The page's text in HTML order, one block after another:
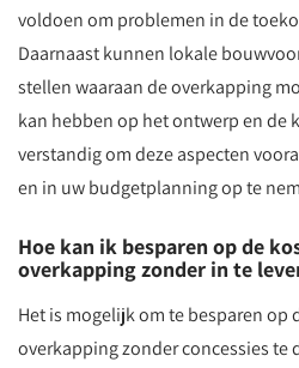
voldoen om problemen in de
Daarnaast kunnen lokale
stellen waaraan de overkapping
kan hebben op het ontwerp en de
verstandig om deze aspecten
en in uw budgetplanning op te
Hoe kan ik besparen op de
overkapping zonder in te
Het is mogelijk om te besparen op
overkapping zonder concessies